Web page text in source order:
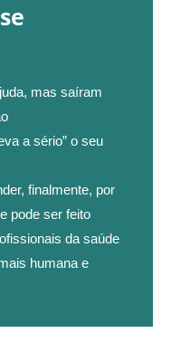
mas saíram
a sério” o seu
finalmente, por
pode ser feito
da saúde
humana e